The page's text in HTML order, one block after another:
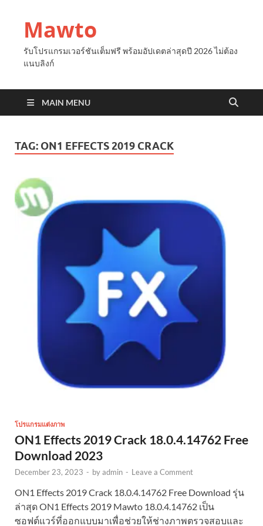
Mawto
รับโปรแกรมเวอร์ชันเต็มฟรี พร้อมอัปเดตล่าสุดปี 2026 ไม่ต้อง
แนบลิงก์
MAIN MENU
TAG: ON1 EFFECTS 2019 CRACK
โปรแกรมแต่งภาพ
ON1 Effects 2019 Crack 18.0.4.14762 Free
Download 2023
December 23, 2023 - byadmin - Leave a Comment
ON1 Effects 2019 Crack 18.0.4.14762 Free Download รุ่น
ล่าสุด ON1 Effects 2019 Mawto 18.0.4.14762 เป็น
ซอฟต์แวร์ที่ออกแบบมาเพื่อช่วยให้ช่างภาพตรวจสอบและ